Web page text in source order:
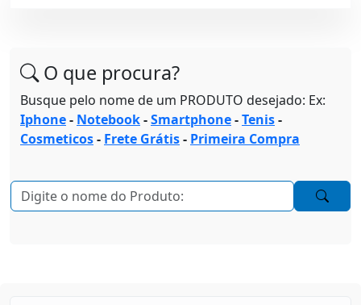
O que procura?
Busque pelo nome de um PRODUTO desejado: Ex:
Iphone- Notebook-Smartphone-Tenis-
Cosmeticos- Frete Grátis- Primeira Compra